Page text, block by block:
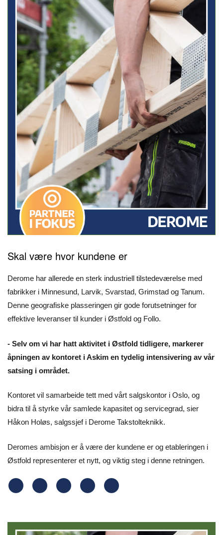
Skal være hvor kundene er
Derome har allerede en sterk industriell tilstedeværelse med
fabrikker i Minnesund, Larvik, Svarstad, Grimstad og Tanum.
Denne geografiske plasseringen gir gode forutsetninger for
effektive leveranser til kunder i Østfold og Follo.
- Selv om vi har hatt aktivitet i Østfold tidligere, markerer
åpningen av kontoret i Askim en tydelig intensivering av vår
satsing i området.
Kontoret vil samarbeide tett med vårt salgskontor i Oslo, og
bidra til å styrke vår samlede kapasitet og servicegrad, sier
Håkon Holøs, salgssjef i Derome Takstolteknikk.
Deromes ambisjon er å være der kundene er og etableringen i
Østfold representerer et nytt, og viktig steg i denne retningen.